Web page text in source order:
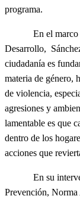
programa.
En el marco de
Desarrollo,
ciudadanía es
materia de género,
de violencia,
agresiones y
lamentable es que
dentro de los
acciones que
En su
Prevención, Norma